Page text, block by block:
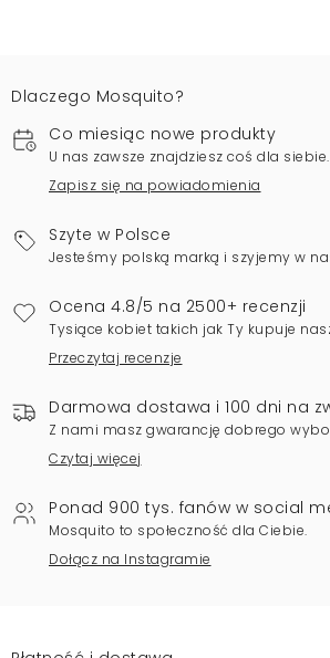
Dlaczego Mosquito?
Co miesiąc nowe produkty
U nas zawsze znajdziesz coś dla siebie.
Zapisz się na powiadomienia
Szyte w Polsce
Jesteśmy polską marką i szyjemy w
Ocena 4.8/5 na 2500+ recenzji
Tysiące kobiet takich jak Ty kupuje
Przeczytaj recenzje
Darmowa dostawa i 100 dni na
Z nami masz gwarancję dobrego
Czytaj więcej
Ponad 900 tys. fanów w social
Mosquito to społeczność dla Ciebie.
Dołącz na Instagramie